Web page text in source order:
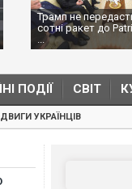
Трамп не
сотні ракет до
...
ПОДІЇ СВІТ
УКРАЇНЦІВ